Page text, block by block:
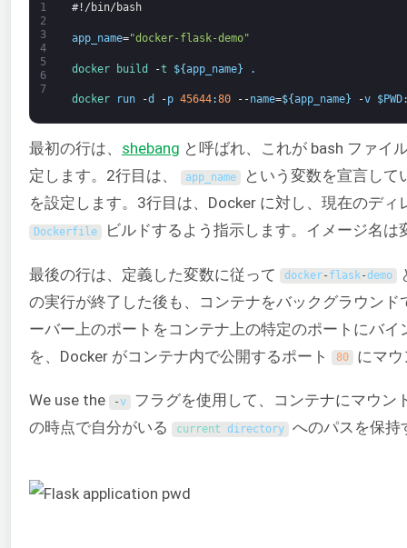
1
2
3
4
5
6
7
#!/bin/bash
app_name="docker-flask-demo"
docker build -t ${app_name} .
docker run -d -p 45644:80 --name=${app_name} -v $PWD
最初の行は、 shebang と呼ばれ、これが bash ファイ
定します。2行目は、
app_name という変数を宣言して
を設定します。3行目は、Docker に対し、現在のデ
Dockerfile ビルドするよう指示します。イメージ名は
最後の行は、定義した変数に従って docker- flask-demo
の実行が終了した後も、コンテナをバックグラウン
ーバー上のポートをコンテナ上の特定のポートにバ
を、Docker がコンテナ内で公開するポート
80 にマウ
We use the -v フラグを使用して、コンテナにマウン
の時点で自分がいる
current directory へのパスを保持